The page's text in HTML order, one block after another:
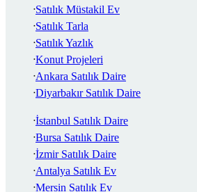
Satılık Müstakil Ev
Satılık Tarla
Satılık Yazlık
Konut Projeleri
Ankara Satılık Daire
Diyarbakır Satılık Daire
İstanbul Satılık Daire
Bursa Satılık Daire
İzmir Satılık Daire
Antalya Satılık Ev
Mersin Satılık Ev